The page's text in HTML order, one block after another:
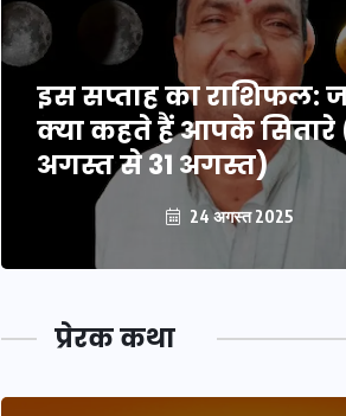
इस सप्ताह का राशिफल:
क्या कहते हैं आपके सितारे
अगस्त से 31 अगस्त)
24 अगस्त 2025
प्रेरक कथा